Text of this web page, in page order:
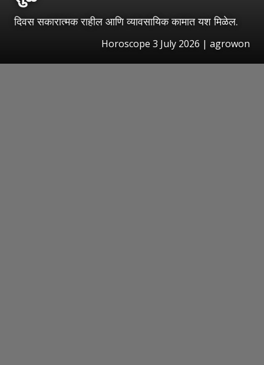
दिवस सकारात्मक राहील आणि व्यावसायिक कामात यश मिळेल.
Horoscope 3 July 2026 | agrowon